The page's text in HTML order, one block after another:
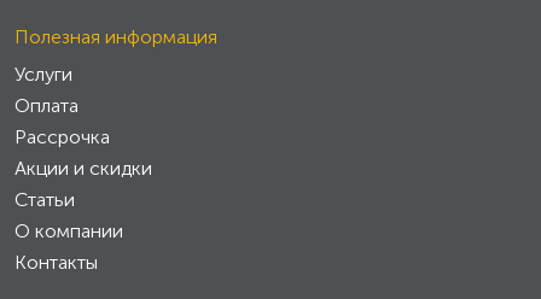
Полезная информация
Услуги
Оплата
Рассрочка
Акции и скидки
Статьи
О компании
Контакты